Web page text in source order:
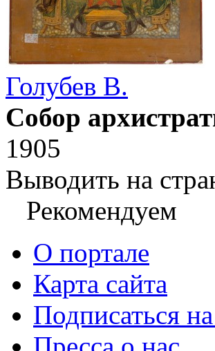
Голубев В.
Собор
1905
Выводить на
Рекомендуем
О портале
Карта сайта
Подписаться